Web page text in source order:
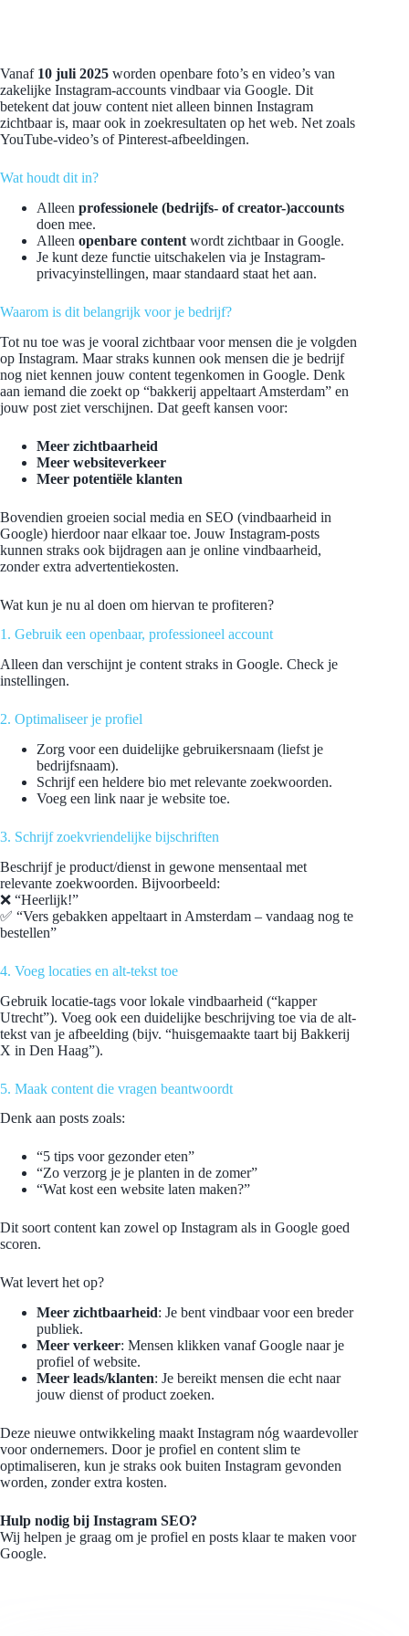
Vanaf 10 juli 2025 worden openbare foto’s en video’s van
zakelijke Instagram-accounts vindbaar via Google. Dit
betekent dat jouw content niet alleen binnen Instagram
zichtbaar is, maar ook in zoekresultaten op het web. Net zoals
YouTube-video’s of Pinterest-afbeeldingen.
Wat houdt dit in?
Alleen professionele (bedrijfs- of creator-)accounts
doen mee.
Alleen openbare content wordt zichtbaar in Google.
Je kunt deze functie uitschakelen via je Instagram-
privacyinstellingen, maar standaard staat het aan.
Waarom is dit belangrijk voor je bedrijf?
Tot nu toe was je vooral zichtbaar voor mensen die je volgden
op Instagram. Maar straks kunnen ook mensen die je bedrijf
nog niet kennen jouw content tegenkomen in Google. Denk
aan iemand die zoekt op “bakkerij appeltaart Amsterdam” en
jouw post ziet verschijnen. Dat geeft kansen voor:
Meer zichtbaarheid
Meer websiteverkeer
Meer potentiële klanten
Bovendien groeien social media en SEO (vindbaarheid in
Google) hierdoor naar elkaar toe. Jouw Instagram-posts
kunnen straks ook bijdragen aan je online vindbaarheid,
zonder extra advertentiekosten.
Wat kun je nu al doen om hiervan te profiteren?
1. Gebruik een openbaar, professioneel account
Alleen dan verschijnt je content straks in Google. Check je
instellingen.
2. Optimaliseer je profiel
Zorg voor een duidelijke gebruikersnaam (liefst je
bedrijfsnaam).
Schrijf een heldere bio met relevante zoekwoorden.
Voeg een link naar je website toe.
3. Schrijf zoekvriendelijke bijschriften
Beschrijf je product/dienst in gewone mensentaal met
relevante zoekwoorden. Bijvoorbeeld:
❌ “Heerlijk!”
✅ “Vers gebakken appeltaart in Amsterdam – vandaag nog te
bestellen”
4. Voeg locaties en alt-tekst toe
Gebruik locatie-tags voor lokale vindbaarheid (“kapper
Utrecht”). Voeg ook een duidelijke beschrijving toe via de alt-
tekst van je afbeelding (bijv. “huisgemaakte taart bij Bakkerij
X in Den Haag”).
5. Maak content die vragen beantwoordt
Denk aan posts zoals:
“5 tips voor gezonder eten”
“Zo verzorg je je planten in de zomer”
“Wat kost een website laten maken?”
Dit soort content kan zowel op Instagram als in Google goed
scoren.
Wat levert het op?
Meer zichtbaarheid: Je bent vindbaar voor een breder
publiek.
Meer verkeer: Mensen klikken vanaf Google naar je
profiel of website.
Meer leads/klanten: Je bereikt mensen die echt naar
jouw dienst of product zoeken.
Deze nieuwe ontwikkeling maakt Instagram nóg waardevoller
voor ondernemers. Door je profiel en content slim te
optimaliseren, kun je straks ook buiten Instagram gevonden
worden, zonder extra kosten.
Hulp nodig bij Instagram SEO?
Wij helpen je graag om je profiel en posts klaar te maken voor
Google.